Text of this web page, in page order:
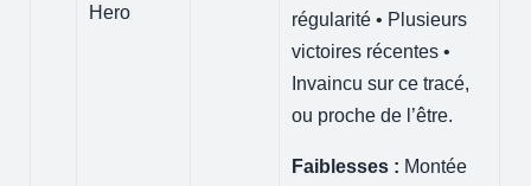
Hero
régularité • Plusieurs
victoires récentes •
Invaincu sur ce tracé,
ou proche de l’être.
Faiblesses : Montée